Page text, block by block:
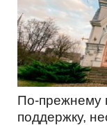
По-прежнему
поддержку,